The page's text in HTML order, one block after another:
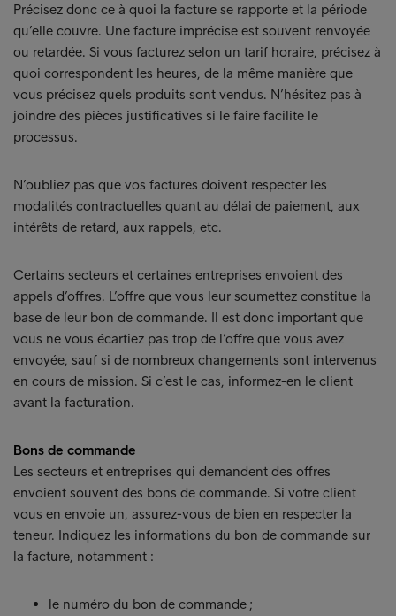
Précisez donc ce à quoi la facture se rapporte et la période
qu’elle couvre. Une facture imprécise est souvent renvoyée
ou retardée. Si vous facturez selon un tarif horaire, précisez à
quoi correspondent les heures, de la même manière que
vous précisez quels produits sont vendus. N’hésitez pas à
joindre des pièces justificatives si le faire facilite le
processus.
N’oubliez pas que vos factures doivent respecter les
modalités contractuelles quant au délai de paiement, aux
intérêts de retard, aux rappels, etc.
Certains secteurs et certaines entreprises envoient des
appels d’offres. L’offre que vous leur soumettez constitue la
base de leur bon de commande. Il est donc important que
vous ne vous écartiez pas trop de l’offre que vous avez
envoyée, sauf si de nombreux changements sont intervenus
en cours de mission. Si c’est le cas, informez-en le client
avant la facturation.
Bons de commande
Les secteurs et entreprises qui demandent des offres
envoient souvent des bons de commande. Si votre client
vous en envoie un, assurez-vous de bien en respecter la
teneur. Indiquez les informations du bon de commande sur
la facture, notamment :
le numéro du bon de commande ;